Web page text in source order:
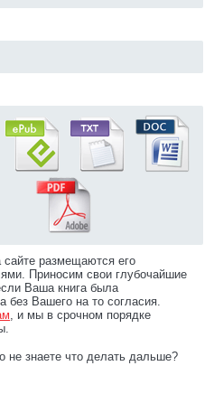
сайте размещаются его
Приносим свои глубочайшие
Ваша книга была
без Вашего на то согласия.
, и мы в срочном порядке
не знаете что делать дальше?